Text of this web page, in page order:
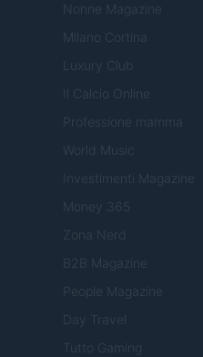
Nonne Magazine
Milano Cortina
Luxury Club
Il Calcio Online
Professione mamma
World Music
Investimenti Magazine
Money 365
Zona Nerd
B2B Magazine
People Magazine
Day Travel
Tutto Gaming